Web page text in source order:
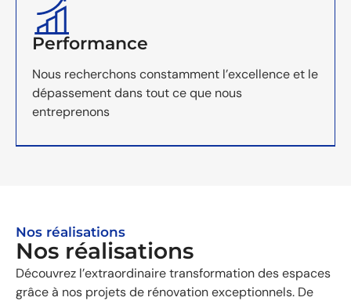
Performance
Nous recherchons constamment l’excellence et le
dépassement dans tout ce que nous
entreprenons
Nos réalisations
Nos réalisations
Découvrez l’extraordinaire transformation des espaces
grâce à nos projets de rénovation exceptionnels. De